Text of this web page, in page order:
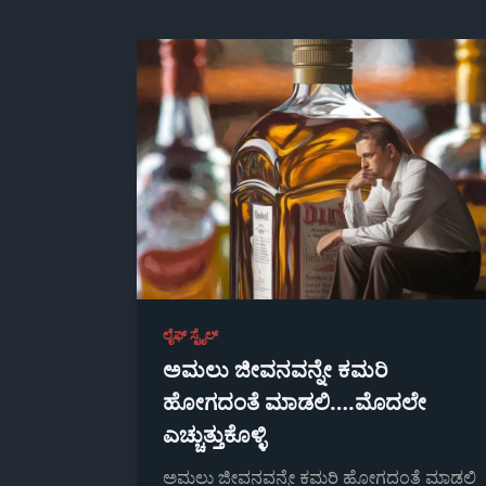
ಲೈಫ್ ಸ್ಟೈಲ್
ಅಮಲು ಜೀವನವನ್ನೇ ಕಮರಿ
ಹೋಗದಂತೆ ಮಾಡಲಿ….ಮೊದಲೇ
ಎಚ್ಚುತ್ತುಕೊಳ್ಳಿ
ಅಮಲು ಜೀವನವನ್ನೇ ಕಮರಿ ಹೋಗದಂತೆ ಮಾಡಲಿ